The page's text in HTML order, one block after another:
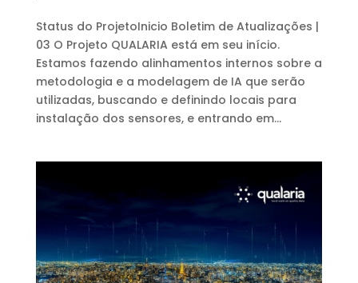
Status do ProjetoInicio Boletim de Atualizações |
03 O Projeto QUALARIA está em seu início.
Estamos fazendo alinhamentos internos sobre a
metodologia e a modelagem de IA que serão
utilizadas, buscando e definindo locais para
instalação dos sensores, e entrando em...